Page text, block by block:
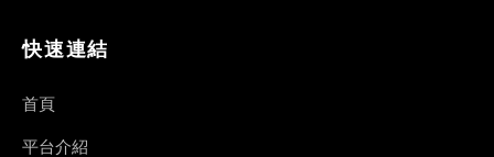
快速連結
首頁
平台介紹